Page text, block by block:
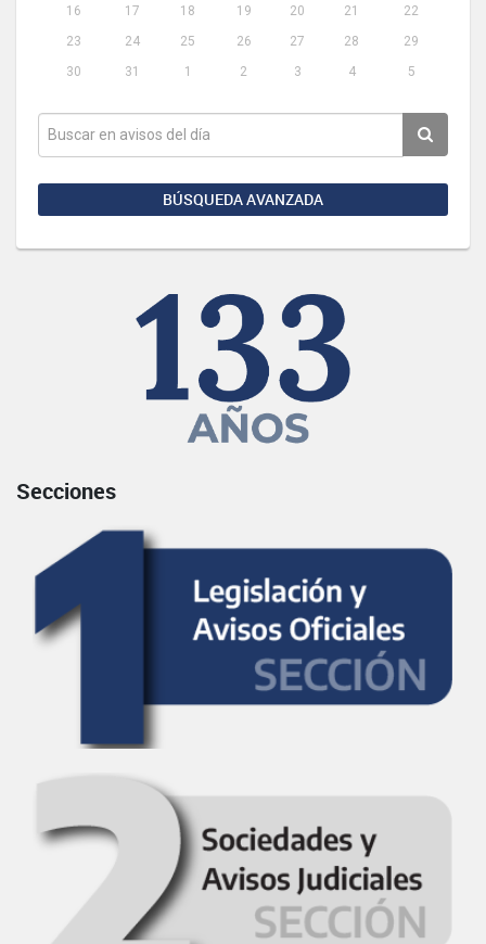
16
17 18 19 20 21
22
23
24 25 26 27 28
29
30
31 1 2 3 4 5
BÚSQUEDA AVANZADA
Secciones